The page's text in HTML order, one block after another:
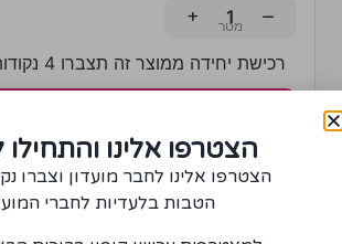
−
+
רכישת יחידה ממוצר זה תצברו 4 נקודות!
הצטרפו אלינו
הצטרפו אלינו לחבר מועדון וצברו
הטבות בלעדיות לחברי